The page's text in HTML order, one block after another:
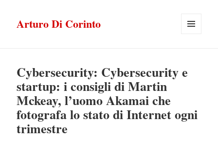
Arturo Di Corinto
Cybersecurity: Cybersecurity e
startup: i consigli di Martin
Mckeay, l’uomo Akamai che
fotografa lo stato di Internet ogni
trimestre